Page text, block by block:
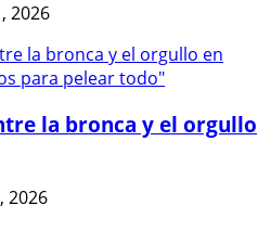
2026
la bronca y el orgullo
2026